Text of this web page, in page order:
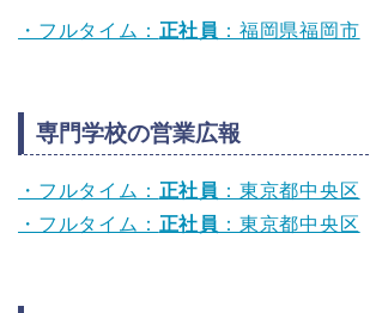
・フルタイム： 正社員 ：福岡県福岡市
専門学校の営業広報
・フルタイム： 正社員 ：東京都中央区
・フルタイム： 正社員 ：東京都中央区